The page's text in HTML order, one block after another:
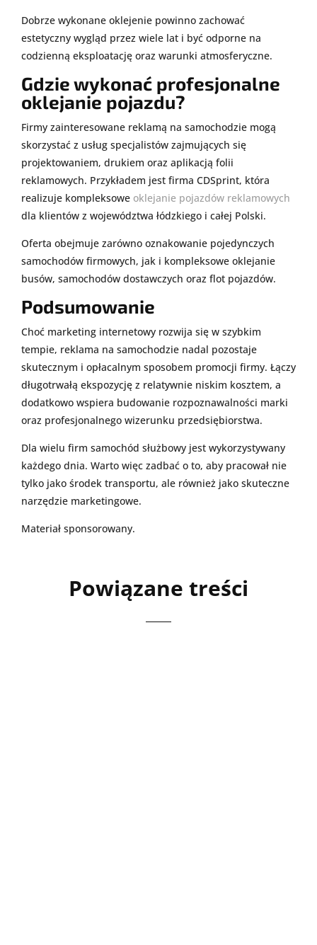
Dobrze wykonane oklejenie powinno zachować
estetyczny wygląd przez wiele lat i być odporne na
codzienną eksploatację oraz warunki atmosferyczne.
Gdzie wykonać profesjonalne
oklejanie pojazdu?
Firmy zainteresowane reklamą na samochodzie mogą
skorzystać z usług specjalistów zajmujących się
projektowaniem, drukiem oraz aplikacją folii
reklamowych. Przykładem jest firma CDSprint, która
realizuje kompleksowe oklejanie pojazdów reklamowych
dla klientów z województwa łódzkiego i całej Polski.
Oferta obejmuje zarówno oznakowanie pojedynczych
samochodów firmowych, jak i kompleksowe oklejanie
busów, samochodów dostawczych oraz flot pojazdów.
Podsumowanie
Choć marketing internetowy rozwija się w szybkim
tempie, reklama na samochodzie nadal pozostaje
skutecznym i opłacalnym sposobem promocji firmy. Łączy
długotrwałą ekspozycję z relatywnie niskim kosztem, a
dodatkowo wspiera budowanie rozpoznawalności marki
oraz profesjonalnego wizerunku przedsiębiorstwa.
Dla wielu firm samochód służbowy jest wykorzystywany
każdego dnia. Warto więc zadbać o to, aby pracował nie
tylko jako środek transportu, ale również jako skuteczne
narzędzie marketingowe.
Materiał sponsorowany.
Powiązane treści